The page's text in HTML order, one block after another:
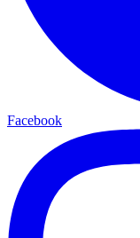
Facebook